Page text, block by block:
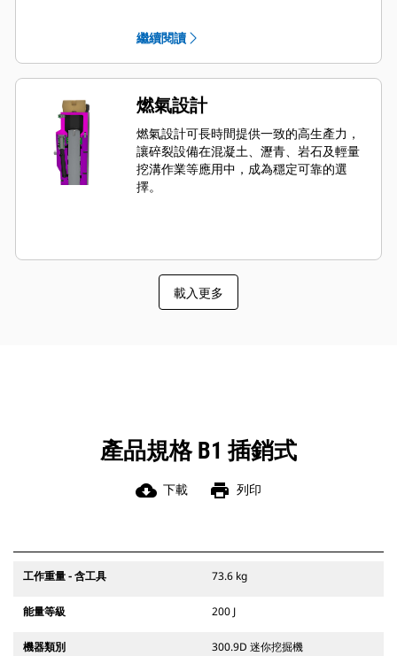
繼續閱讀
燃氣設計
燃氣設計可長時間提供一致的高生產力，
讓碎裂設備在混凝土、瀝青、岩石及輕量
挖溝作業等應用中，成為穩定可靠的選
擇。
載入更多
產品規格 B1 插銷式
cloud_download 下載 print 列印
工作重量 - 含工具 73.6 kg
能量等級 200 J
機器類別 300.9D 迷你挖掘機